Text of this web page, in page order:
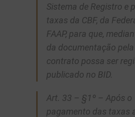
Sistema de Registro e
taxas da CBF, da
FAAP, para que,
da documentação pela
contrato possa ser
publicado no BID.
Art. 33 – §1º – Após o
pagamento das taxas